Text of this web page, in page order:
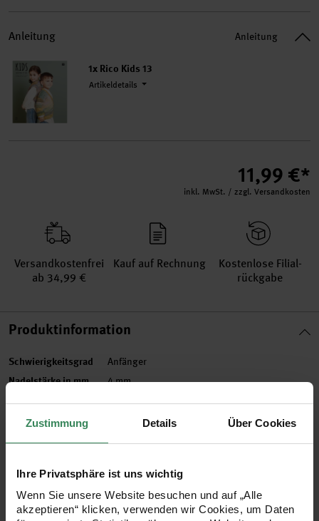
Zustimmung Details Über Cookies
Ihre Privatsphäre ist uns wichtig
Wenn Sie unsere Website besuchen und auf „Alle
akzeptieren“ klicken, verwenden wir Cookies, um Daten
Anleitung Anleitung
1x Rico Kids 13
Artikeldetails
11,99 €*
inkl. MwSt. / zzgl. Versandkosten
Versand­kosten­frei
ab 34,99 €
Kauf auf Rechnung
Kosten­lose Filial­
rückgabe
Produktinformation
Schwierigkeitsgrad Anfänger
Nadelstärke in mm 4 mm
Mehr Informationen zu Pflegehinweisen
Bestell-Nr.3664742